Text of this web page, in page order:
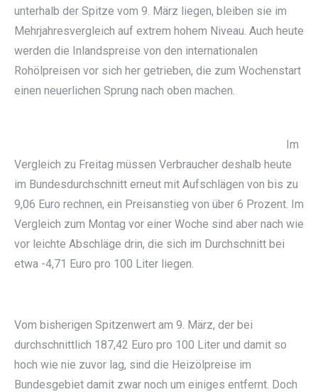
unterhalb der Spitze vom 9. März liegen, bleiben sie im
Mehrjahresvergleich auf extrem hohem Niveau. Auch heute
werden die Inlandspreise von den internationalen
Rohölpreisen vor sich her getrieben, die zum Wochenstart
einen neuerlichen Sprung nach oben machen.
Im
Vergleich zu Freitag müssen Verbraucher deshalb heute
im Bundesdurchschnitt erneut mit Aufschlägen von bis zu
9,06 Euro rechnen, ein Preisanstieg von über 6 Prozent. Im
Vergleich zum Montag vor einer Woche sind aber nach wie
vor leichte Abschläge drin, die sich im Durchschnitt bei
etwa -4,71 Euro pro 100 Liter liegen.
Vom bisherigen Spitzenwert am 9. März, der bei
durchschnittlich 187,42 Euro pro 100 Liter und damit so
hoch wie nie zuvor lag, sind die Heizölpreise im
Bundesgebiet damit zwar noch um einiges entfernt. Doch